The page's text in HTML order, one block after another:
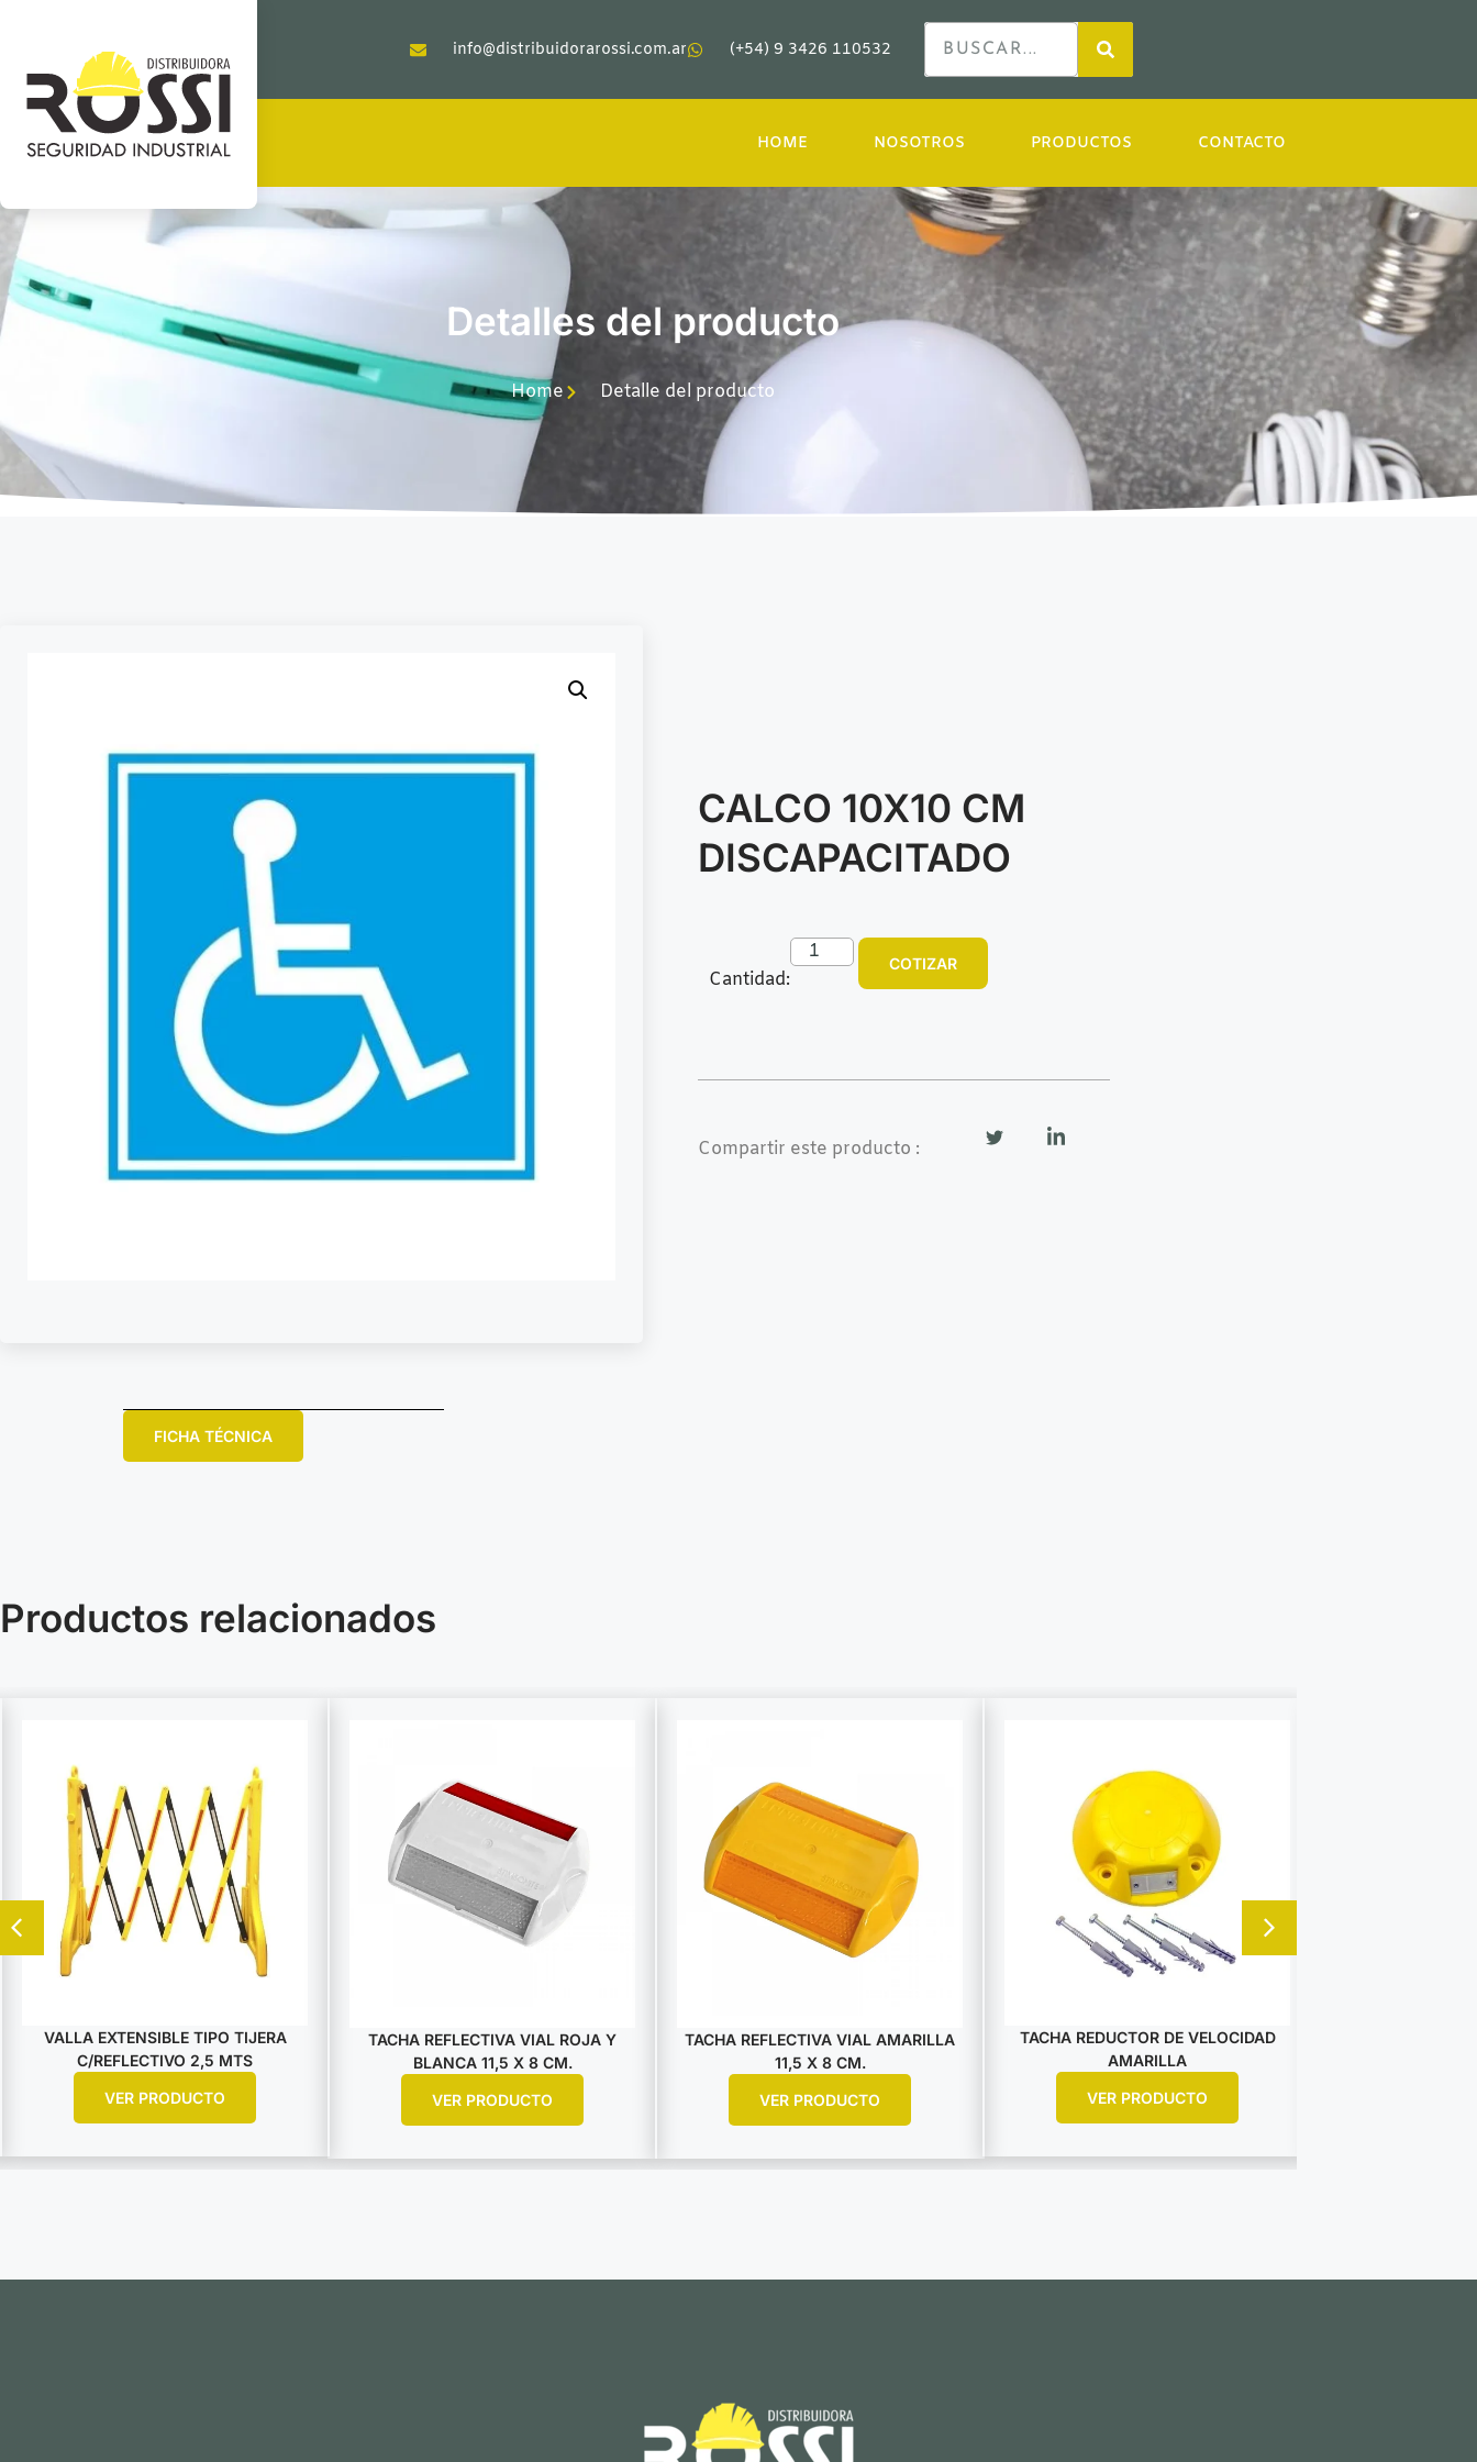
info@distribuidorarossi.com.ar (+54) 9 3426 110532
HOME NOSOTROS PRODUCTOS CONTACTO
Detalles del producto
Home Detalle del producto
CALCO 10X10 CM
DISCAPACITADO
Cantidad:
COTIZAR
Compartir este producto :
FICHA TÉCNICA
Productos relacionados
VALLA EXTENSIBLE TIPO TIJERA
C/REFLECTIVO 2,5 MTS
VER PRODUCTO
TACHA REFLECTIVA VIAL ROJA Y
BLANCA 11,5 X 8 CM.
VER PRODUCTO
TACHA REFLECTIVA VIAL AMARILLA
11,5 X 8 CM.
VER PRODUCTO
TACHA REDUCTOR DE VELOCIDAD
AMARILLA
VER PRODUCTO